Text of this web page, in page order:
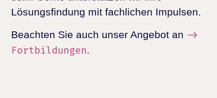
Lösungsfindung mit fachlichen Impulsen.
Beachten Sie auch unser Angebot an
Fortbildungen.